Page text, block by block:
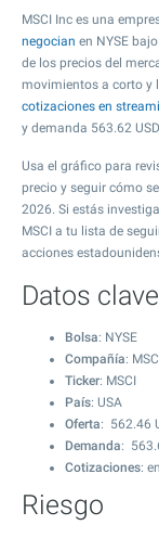
MSCI Inc es una
negocian en NYSE
de los precios del
movimientos a corto y
cotizaciones en
y demanda 563.62
Usa el gráfico para
precio y seguir cómo
2026. Si estás
MSCI a tu lista de
acciones
Datos clave
Bolsa: NYSE
Compañía:
Ticker: MSCI
País: USA
Oferta: 562.46
Demanda:
Cotizaciones:
Riesgo